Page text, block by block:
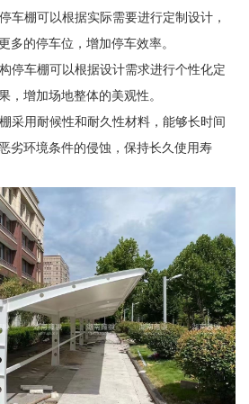
车棚可以根据实际需要进行定制设计，
多的停车位，增加停车效率。
停车棚可以根据设计需求进行个性化定
，增加场地整体的美观性。
采用耐候性和耐久性材料，能够长时间
劣环境条件的侵蚀，保持长久使用寿